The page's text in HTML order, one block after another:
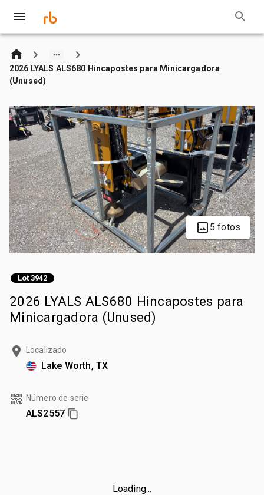
2026 LYALS ALS680 Hincapostes para Minicargadora
(Unused)
5 fotos
Lot 3942
2026 LYALS ALS680 Hincapostes para
Minicargadora (Unused)
Localizado
Lake Worth, TX
Número de serie
ALS2557
Loading...